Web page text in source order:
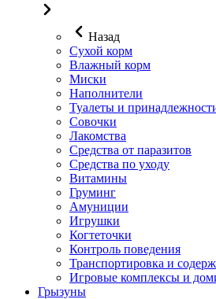
Назад
Сухой корм
Влажный корм
Миски
Наполнители
Туалеты и
Совочки
Лакомства
Средства от паразитов
Средства по уходу
Витамины
Груминг
Амуниции
Игрушки
Когтеточки
Контроль поведения
Транспортировка и
Игровые комплексы и
Грызуны